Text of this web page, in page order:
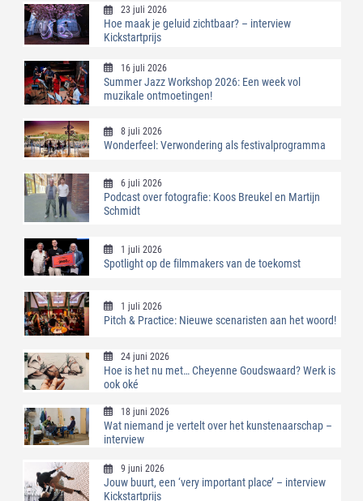
23 juli 2026
Hoe maak je geluid zichtbaar? – interview
Kickstartprijs
16 juli 2026
Summer Jazz Workshop 2026: Een week vol
muzikale ontmoetingen!
8 juli 2026
Wonderfeel: Verwondering als festivalprogramma
6 juli 2026
Podcast over fotografie: Koos Breukel en Martijn
Schmidt
1 juli 2026
Spotlight op de filmmakers van de toekomst
1 juli 2026
Pitch & Practice: Nieuwe scenaristen aan het woord!
24 juni 2026
Hoe is het nu met… Cheyenne Goudswaard? Werk is
ook oké
18 juni 2026
Wat niemand je vertelt over het kunstenaarschap –
interview
9 juni 2026
Jouw buurt, een ‘very important place’ – interview
Kickstartprijs